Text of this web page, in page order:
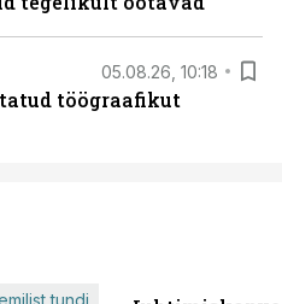
05.08.26, 10:18
töögraafikut
tundi